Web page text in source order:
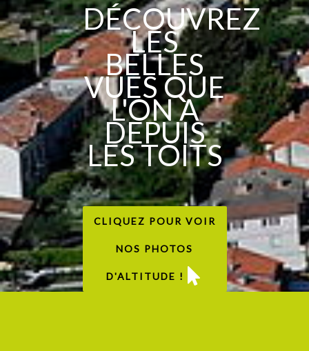
DÉCOUVREZ
LES
BELLES
VUES QUE
L'ON A
DEPUIS
LES TOITS
CLIQUEZ POUR VOIR
NOS PHOTOS
D'ALTITUDE !